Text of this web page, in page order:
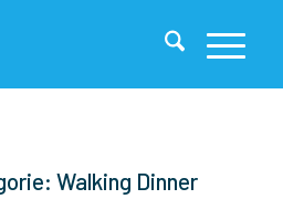
Walking Dinner